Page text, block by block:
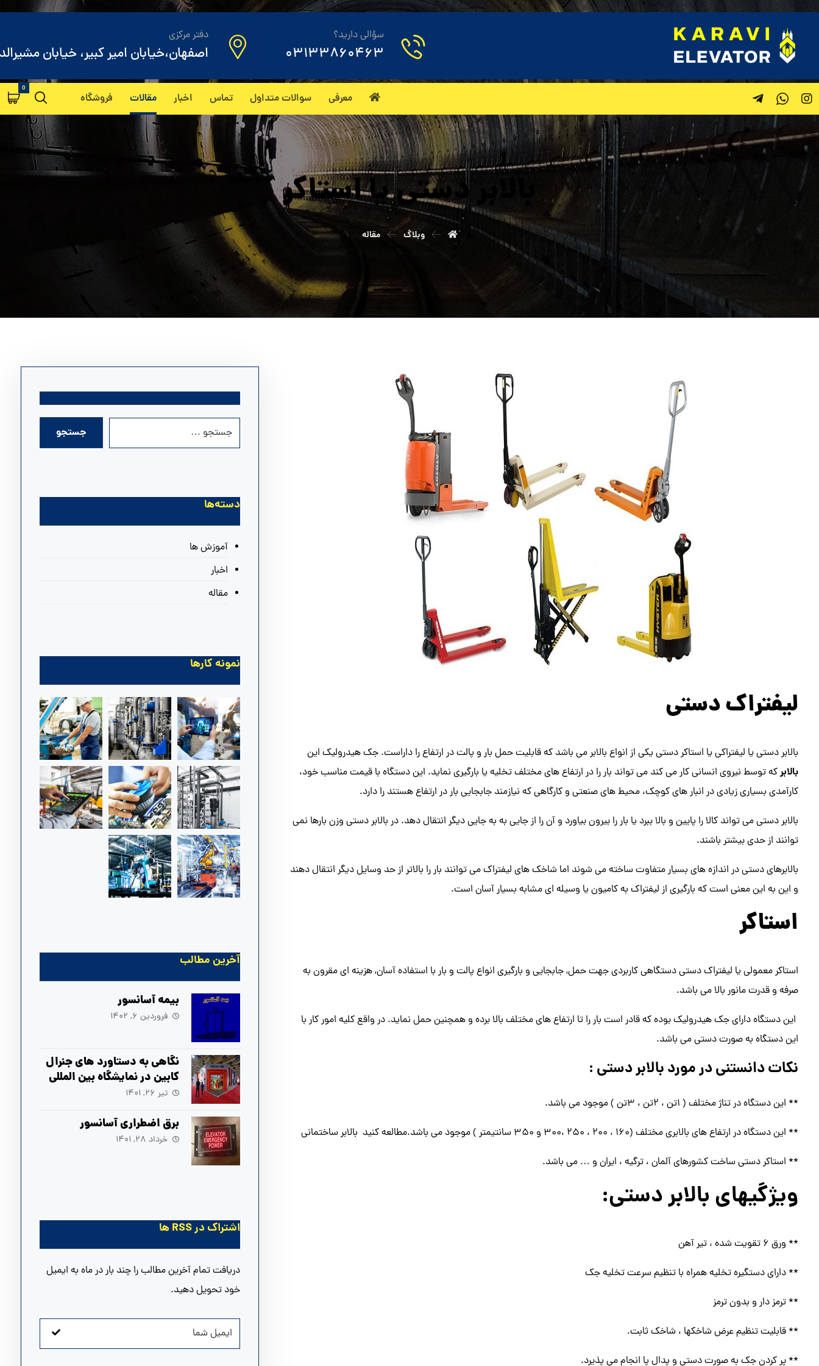
دفتر مرکزی
اصفهان،خیابان امیر کبیر، خیابان
سؤالی دارید؟
03133860463
معرفی سوالات متداول تماس اخبار مقالات فروشگاه
بالابر دستی یا استاکر
وبلاگ مقاله
لیفتراک دستی
بالابر دستی یا لیفتراکی یا استاکر دستی یکی از انواع بالابر می باشد که قابلیت حمل بار و پالت در ارتفاع را داراست. جک هیدرولیک این
بالابرکه توسط نیروی انسانی کار می کند می تواند بار را در ارتفاع های مختلف تخلیه یا بارگیری نماید. این دستگاه با قیمت مناسب خود،
کارآمدی بسیاری زیادی در انبار های کوچک، محیط های صنعتی و کارگاهی که نیازمند جابجایی بار در ارتفاع هستند را دارد.
بالابر دستی می تواند کالا را پایین و بالا ببرد یا بار را بیرون بیاورد و آن را از جایی به به جایی دیگر انتقال دهد. در بالابر دستی وزن بارها نمی
توانند از حدی بیشتر باشند.
بالابرهای دستی در اندازه های بسیار متفاوت ساخته می شوند اما شاخک های لیفتراک می توانند بار را بالاتر از حد وسایل دیگر انتقال دهند
و این به این معنی است که بارگیری از لیفتراک به کامیون یا وسیله ای مشابه بسیار آسان است.
استاکر
استاکر معمولی یا لیفتراک دستی دستگاهی کاربردی جهت حمل, جابجایی و بارگیری انواع پالت و بار با استفاده آسان, هزینه ای مقرون به
صرفه و قدرت مانور بالا می باشد.
این دستگاه دارای جک هیدرولیک بوده که قادر است بار را تا ارتفاع های مختلف بالا برده و همچنین حمل نماید. در واقع کلیه امور کار با
این دستگاه به صورت دستی می باشد.
نکات دانستنی در مورد بالابر دستی :
** این دستگاه در تناژ مختلف ( ۱تن ، ۲تن ، ۳تن ) موجود می باشد.
** این دستگاه در ارتفاع های بالابری مختلف (۱۶۰ ، ۲۰۰ ، ۲۵۰ ،۳۰۰ و ۳۵۰ سانتیمتر ) موجود می باشد.مطالعه کنید بالابر ساختمانی
** استاکر دستی ساخت کشورهای آلمان ، ترگیه ، ایران و … می باشد.
ویژگیهای بالابر دستی:
** ورق ۶ تقویت شده ، تیر آهن
** دارای دستگیره تخلیه همراه با تنظیم سرعت تخلیه جک
** ترمز دار و بدون ترمز
** قابلیت تنظیم عرض شاخکها ، شاخک ثابت.
** پر کردن جک به صورت دستی و پدال پا انجام می پذیرد.
دسته‌ها
آموزش ها
اخبار
مقاله
نمونه کارها
آخرین مطالب
بیمه آسانسور
فروردین ۶, ۱۴۰۲
نگاهی به دستاورد های جنرال
کابین در نمایشگاه بین المللی
آسانسور
تیر ۲۶, ۱۴۰۱
برق اضطراری آسانسور
خرداد ۲۸, ۱۴۰۱
اشتراک در RSS ها
دریافت تمام آخرین مطالب را چند بار در ماه به ایمیل
خود تحویل دهید.